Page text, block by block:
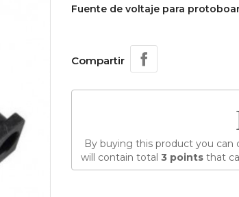
Fuente de voltaje para
Compartir
By buying this product you can
will contain total 3 points that